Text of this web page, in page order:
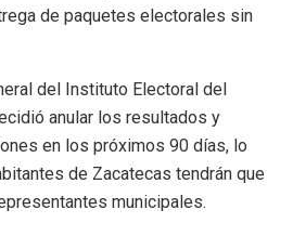
de paquetes electorales sin
del Instituto Electoral del
anular los resultados y
en los próximos 90 días, lo
de Zacatecas tendrán que
municipales.